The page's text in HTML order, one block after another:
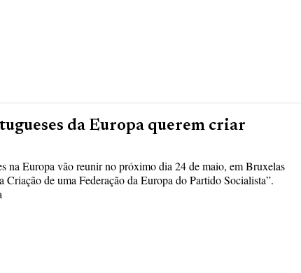
da Europa querem criar
na Europa vão reunir no próximo dia 24 de maio, em Bruxelas
Criação de uma Federação da Europa do Partido Socialista”.